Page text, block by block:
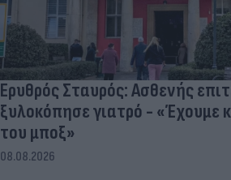
Ερυθρός Σταυρός: Ασθενής
ξυλοκόπησε γιατρό - «Έχουμε
του μποξ»
08.08.2026